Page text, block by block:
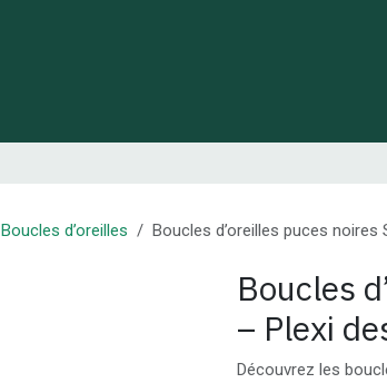
Boucles d’oreilles Boucles d’oreilles puces noires
Boucles
– Plexi
Découvrez les